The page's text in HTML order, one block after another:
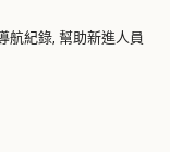
航紀錄, 幫助新進人員